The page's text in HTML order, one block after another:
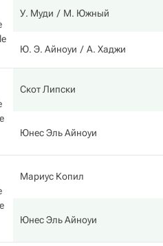
У. Муди М. Южный
Ю. Э. Айноуи А. Хаджи
Скот Липски
Юнес Эль Айноуи
Мариус Копил
Юнес Эль Айноуи